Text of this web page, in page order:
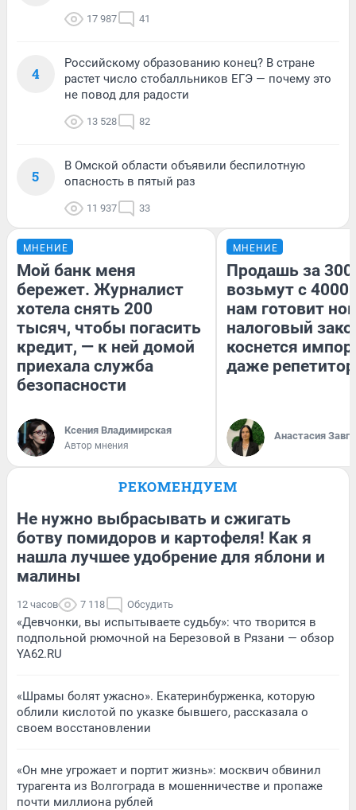
17 987 41
4
Российскому образованию конец? В стране
растет число стобалльников ЕГЭ — почему это
не повод для радости
13 528 82
5
В Омской области объявили беспилотную
опасность в пятый раз
11 937 33
МНЕНИЕ
Мой банк меня
бережет. Журналист
хотела снять 200
тысяч, чтобы погасить
кредит, — к ней домой
приехала служба
безопасности
Ксения Владимирская
Автор мнения
МНЕНИЕ
Продашь за
возьмут с
нам готовит
налоговый
коснется
даже
Анастасия
РЕКОМЕНДУЕМ
Не нужно выбрасывать и сжигать
ботву помидоров и картофеля! Как я
нашла лучшее удобрение для яблони и
малины
12 часов 7 118 Обсудить
«Девчонки, вы испытываете судьбу»: что творится в
подпольной рюмочной на Березовой в Рязани — обзор
YA62.RU
«Шрамы болят ужасно». Екатеринбурженка, которую
облили кислотой по указке бывшего, рассказала о
своем восстановлении
«Он мне угрожает и портит жизнь»: москвич обвинил
турагента из Волгограда в мошенничестве и пропаже
почти миллиона рублей